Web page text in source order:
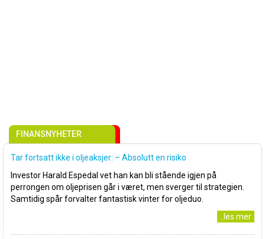
FINANSNYHETER
Tar fortsatt ikke i oljeaksjer: – Absolutt en risiko
Investor Harald Espedal vet han kan bli stående igjen på
perrongen om oljeprisen går i været, men sverger til strategien.
Samtidig spår forvalter fantastisk vinter for oljeduo.
..les mer